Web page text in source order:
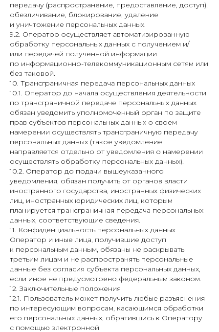
передачу (распространение, предоставление, доступ),
обезличивание, блокирование, удаление
и уничтожение персональных данных.
9.2. Оператор осуществляет автоматизированную
обработку персональных данных с получением и/
или передачей полученной информации
по информационно-телекоммуникационным сетям или
без таковой.
10. Трансграничная передача персональных данных
10.1. Оператор до начала осуществления деятельности
по трансграничной передаче персональных данных
обязан уведомить уполномоченный орган по защите
прав субъектов персональных данных о своем
намерении осуществлять трансграничную передачу
персональных данных (такое уведомление
направляется отдельно от уведомления о намерении
осуществлять обработку персональных данных).
10.2. Оператор до подачи вышеуказанного
уведомления, обязан получить от органов власти
иностранного государства, иностранных физических
лиц, иностранных юридических лиц, которым
планируется трансграничная передача персональных
данных, соответствующие сведения.
11. Конфиденциальность персональных данных
Оператор и иные лица, получившие доступ
к персональным данным, обязаны не раскрывать
третьим лицам и не распространять персональные
данные без согласия субъекта персональных данных,
если иное не предусмотрено федеральным законом.
12. Заключительные положения
12.1. Пользователь может получить любые разъяснения
по интересующим вопросам, касающимся обработки
его персональных данных, обратившись к Оператору
с помощью электронной